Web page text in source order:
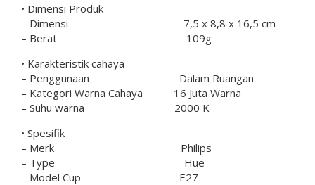
• Dimensi Produk
– Dimensi 7,5 x 8,8 x 16,5 cm
– Berat 109g
• Karakteristik cahaya
– Penggunaan Dalam Ruangan
– Kategori Warna Cahaya 16 Juta Warna
– Suhu warna 2000 K
• Spesifik
– Merk Philips
– Type Hue
– Model Cup E27